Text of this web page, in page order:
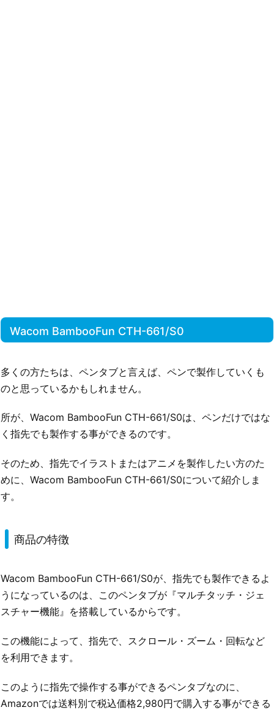
Wacom BambooFun CTH-661/S0
多くの方たちは、ペンタブと言えば、ペンで製作していくも
のと思っているかもしれません。
所が、Wacom BambooFun CTH-661/S0は、ペンだけではな
く指先でも製作する事ができるのです。
そのため、指先でイラストまたはアニメを製作したい方のた
めに、Wacom BambooFun CTH-661/S0について紹介しま
す。
商品の特徴
Wacom BambooFun CTH-661/S0が、指先でも製作できるよ
うになっているのは、このペンタブが『マルチタッチ・ジェ
スチャー機能』を搭載しているからです。
この機能によって、指先で、スクロール・ズーム・回転など
を利用できます。
このように指先で操作する事ができるペンタブなのに、
Amazonでは送料別で税込価格2,980円で購入する事ができる